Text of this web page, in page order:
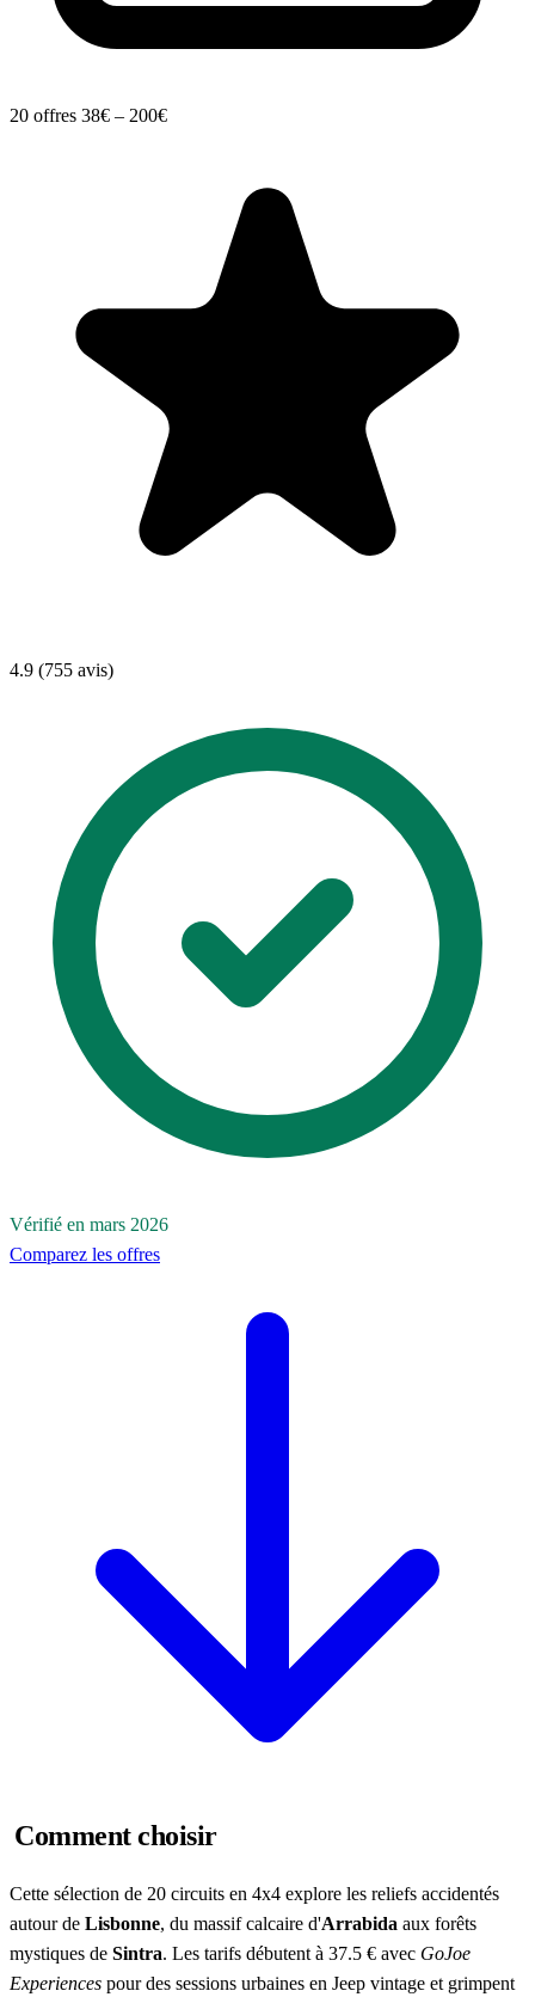
20 offres 38€ – 200€
4.9 (755 avis)
Vérifié en mars 2026
Comparez les offres
Comment choisir
Cette sélection de 20 circuits en 4x4 explore les reliefs accidentés
autour de Lisbonne, du massif calcaire d'Arrabida aux forêts
mystiques de Sintra. Les tarifs débutent à 37.5 € avec GoJoe
Experiences pour des sessions urbaines en Jeep vintage et grimpent